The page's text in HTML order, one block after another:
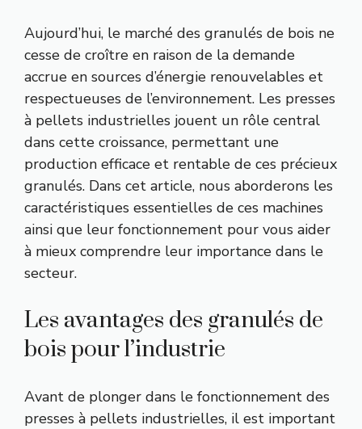
Aujourd’hui, le marché des granulés de bois ne
cesse de croître en raison de la demande
accrue en sources d’énergie renouvelables et
respectueuses de l’environnement. Les presses
à pellets industrielles jouent un rôle central
dans cette croissance, permettant une
production efficace et rentable de ces précieux
granulés. Dans cet article, nous aborderons les
caractéristiques essentielles de ces machines
ainsi que leur fonctionnement pour vous aider
à mieux comprendre leur importance dans le
secteur.
Les avantages des granulés de
bois pour l’industrie
Avant de plonger dans le fonctionnement des
presses à pellets industrielles, il est important